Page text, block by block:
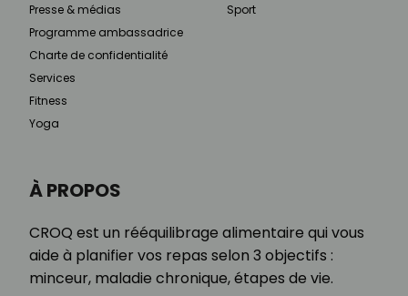
À PROPOS
CROQ est un rééquilibrage alimentaire qui vous
aide à planifier vos repas selon 3 objectifs :
minceur, maladie chronique, étapes de vie.
Presse & médias
Programme ambassadrice
Charte de confidentialité
Services
Fitness
Yoga
Sport